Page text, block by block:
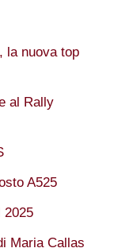
la nuova top
al Rally
A525
2025
Maria Callas